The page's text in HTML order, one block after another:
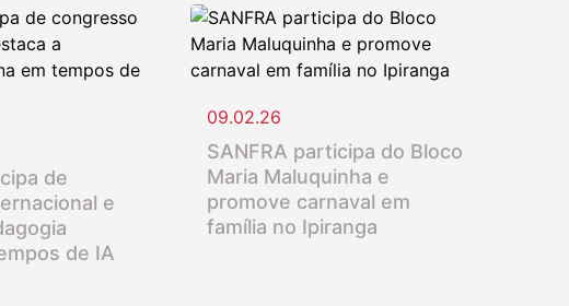
de
e
de IA
09.02.26
SANFRA participa do Bloco
Maria Maluquinha e
promove carnaval em
família no Ipiranga